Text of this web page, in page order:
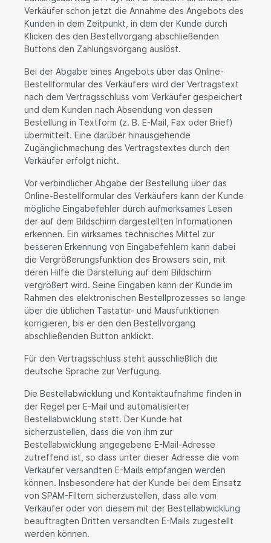
Verkäufer schon jetzt die Annahme des Angebots des
Kunden in dem Zeitpunkt, in dem der Kunde durch
Klicken des den Bestellvorgang abschließenden
Buttons den Zahlungsvorgang auslöst.
Bei der Abgabe eines Angebots über das Online-
Bestellformular des Verkäufers wird der Vertragstext
nach dem Vertragsschluss vom Verkäufer gespeichert
und dem Kunden nach Absendung von dessen
Bestellung in Textform (z. B. E-Mail, Fax oder Brief)
übermittelt. Eine darüber hinausgehende
Zugänglichmachung des Vertragstextes durch den
Verkäufer erfolgt nicht.
Vor verbindlicher Abgabe der Bestellung über das
Online-Bestellformular des Verkäufers kann der Kunde
mögliche Eingabefehler durch aufmerksames Lesen
der auf dem Bildschirm dargestellten Informationen
erkennen. Ein wirksames technisches Mittel zur
besseren Erkennung von Eingabefehlern kann dabei
die Vergrößerungsfunktion des Browsers sein, mit
deren Hilfe die Darstellung auf dem Bildschirm
vergrößert wird. Seine Eingaben kann der Kunde im
Rahmen des elektronischen Bestellprozesses so lange
über die üblichen Tastatur- und Mausfunktionen
korrigieren, bis er den den Bestellvorgang
abschließenden Button anklickt.
Für den Vertragsschluss steht ausschließlich die
deutsche Sprache zur Verfügung.
Die Bestellabwicklung und Kontaktaufnahme finden in
der Regel per E-Mail und automatisierter
Bestellabwicklung statt. Der Kunde hat
sicherzustellen, dass die von ihm zur
Bestellabwicklung angegebene E-Mail-Adresse
zutreffend ist, so dass unter dieser Adresse die vom
Verkäufer versandten E-Mails empfangen werden
können. Insbesondere hat der Kunde bei dem Einsatz
von SPAM-Filtern sicherzustellen, dass alle vom
Verkäufer oder von diesem mit der Bestellabwicklung
beauftragten Dritten versandten E-Mails zugestellt
werden können.